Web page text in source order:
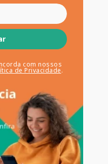
com nossos
de Privacidade.